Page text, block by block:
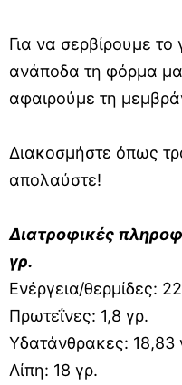
Για να σερβίρουμε
ανάποδα τη φόρμα
αφαιρούμε τη
Διακοσμήστε όπως
απολαύστε!
Διατροφικές
γρ.
Ενέργεια/θερμίδες:
Πρωτεΐνες: 1,8 γρ.
Υδατάνθρακες: 18,83
Λίπη: 18 γρ.